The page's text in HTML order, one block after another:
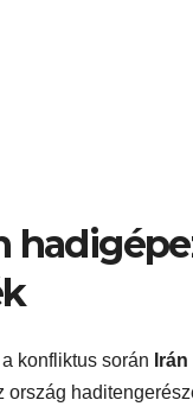
konfliktus során
ország